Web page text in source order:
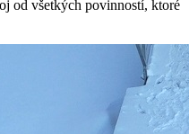
od všetkých povinností, ktoré